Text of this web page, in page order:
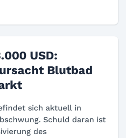
USD:
Blutbad
sich aktuell in
Schuld daran ist
des